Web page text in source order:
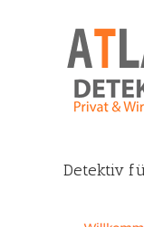
Detektiv